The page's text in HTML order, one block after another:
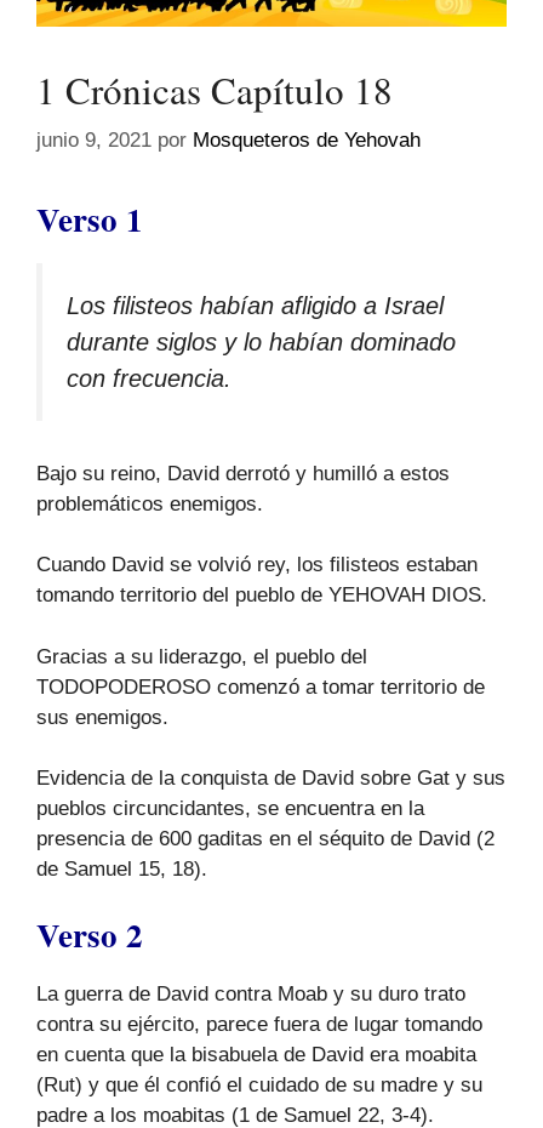
1 Crónicas Capítulo 18
junio 9, 2021 por Mosqueteros de Yehovah
Verso 1
Los filisteos habían afligido a Israel
durante siglos y lo habían dominado
con frecuencia.
Bajo su reino, David derrotó y humilló a estos
problemáticos enemigos.
Cuando David se volvió rey, los filisteos estaban
tomando territorio del pueblo de YEHOVAH DIOS.
Gracias a su liderazgo, el pueblo del
TODOPODEROSO comenzó a tomar territorio de
sus enemigos.
Evidencia de la conquista de David sobre Gat y sus
pueblos circuncidantes, se encuentra en la
presencia de 600 gaditas en el séquito de David (2
de Samuel 15, 18).
Verso 2
La guerra de David contra Moab y su duro trato
contra su ejército, parece fuera de lugar tomando
en cuenta que la bisabuela de David era moabita
(Rut) y que él confió el cuidado de su madre y su
padre a los moabitas (1 de Samuel 22, 3-4).